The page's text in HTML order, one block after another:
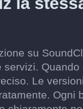
su
Le
Ogni